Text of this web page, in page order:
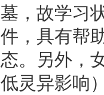
墓，故学习
件，具有帮
态。另外，
低灵异影响